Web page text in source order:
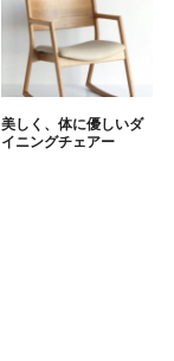
美しく、体に優しいダ
イニングチェアー